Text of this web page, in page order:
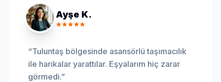
Ayşe K.
“Tuluntaş bölgesinde asansörlü taşımacılık
ile harikalar yarattılar. Eşyalarım hiç zarar
görmedi.”